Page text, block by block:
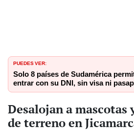
PUEDES VER:
Solo 8 países de Sudamérica
entrar con su DNI, sin visa ni
Desalojan a mascotas
de terreno en